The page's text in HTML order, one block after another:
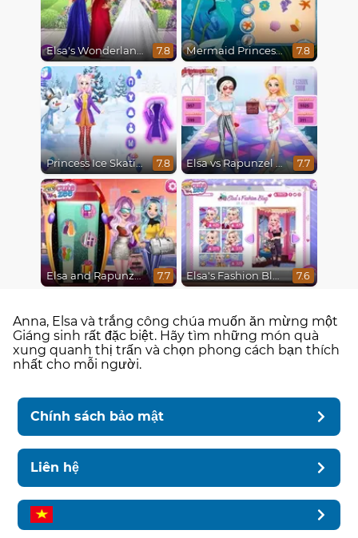
Elsa's Wonderland Wedding 7.8 Mermaid Princesses 7.8
Princess Ice Skating Adventure 7.8 Elsa vs Rapunzel Fashion Game 7.7
Elsa and Rapunzel Future Fashion 7.7 Elsa's Fashion Blog 7.6
Anna, Elsa và trắng công chúa muốn ăn mừng một
Giáng sinh rất đặc biệt. Hãy tìm những món quà
xung quanh thị trấn và chọn phong cách bạn thích
nhất cho mỗi người.
Chính sách bảo mật
Liên hệ